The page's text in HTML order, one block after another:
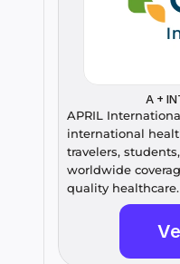
A +
APRIL
international
travelers,
worldwide
quality healthcare.